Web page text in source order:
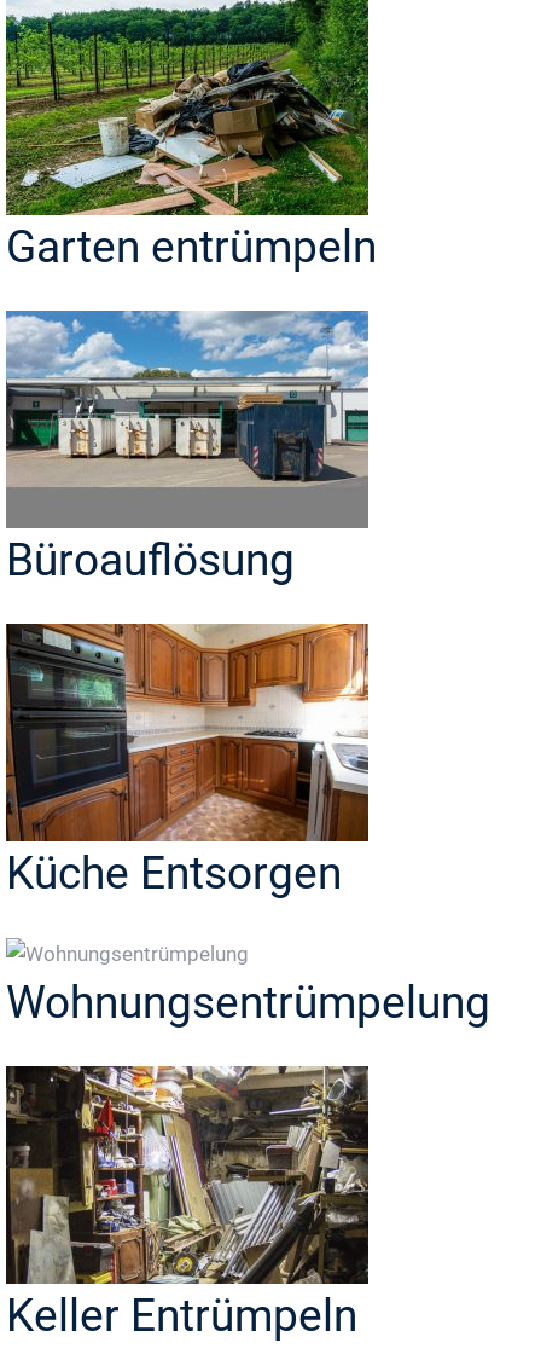
Garten entrümpeln
Büroauflösung
Küche Entsorgen
Wohnungsentrümpelung
Keller Entrümpeln